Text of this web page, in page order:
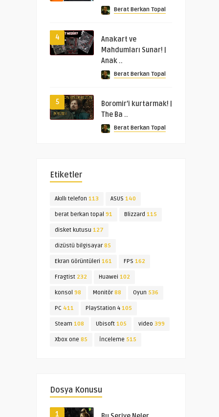
Berat Berkan Topal
4
Anakart ve
Mahdumları Sunar! |
Anak ..
Berat Berkan Topal
5
Boromir’i kurtarmak! |
The Ba ..
Berat Berkan Topal
Etiketler
Akıllı telefon 113 ASUS 140
berat berkan topal 91 Blizzard 115
disket kutusu 127
dizüstü bilgisayar85
Ekran Görüntüleri 161 FPS 162
Fragtist 232 Huawei 102
konsol 98 Monitör88 Oyun 536
PC 411 PlayStation 4 105
Steam 108 Ubisoft 105 video 399
Xbox one 85 İnceleme 515
Dosya Konusu
1